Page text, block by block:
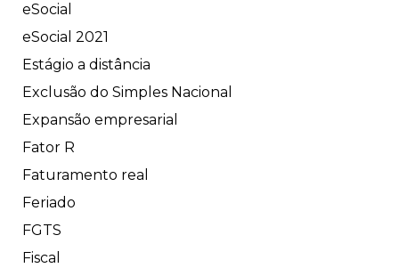
eSocial
eSocial 2021
Estágio a distância
Exclusão do Simples Nacional
Expansão empresarial
Fator R
Faturamento real
Feriado
FGTS
Fiscal